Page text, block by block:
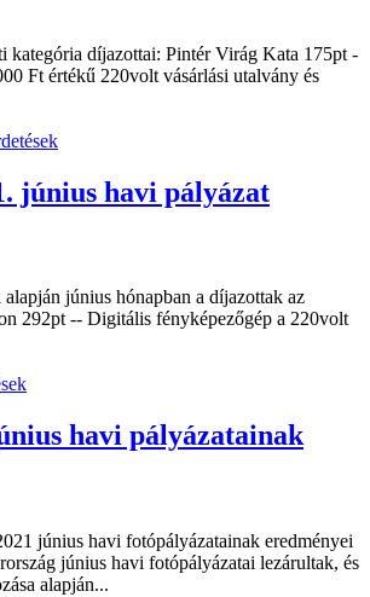
kategória díjazottai: Pintér Virág Kata 175pt -
Ft értékű 220volt vásárlási utalvány és
június havi pályázat
június hónapban a díjazottak az
292pt -- Digitális fényképezőgép a 220volt
havi pályázatainak
június havi fotópályázatainak eredményei
június havi fotópályázatai lezárultak, és
alapján...